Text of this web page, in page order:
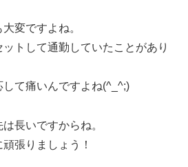
変ですよね。
トして通勤していたことがあり
て痛いんですよね(^_^;)
長いですからね。
張りましょう！